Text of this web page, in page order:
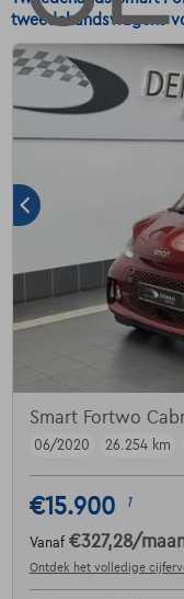
tweedehandswagens
Smart Fortwo
06/2020
26.254 km
€15.900 1
Vanaf €327,28/
Ontdek het volledige